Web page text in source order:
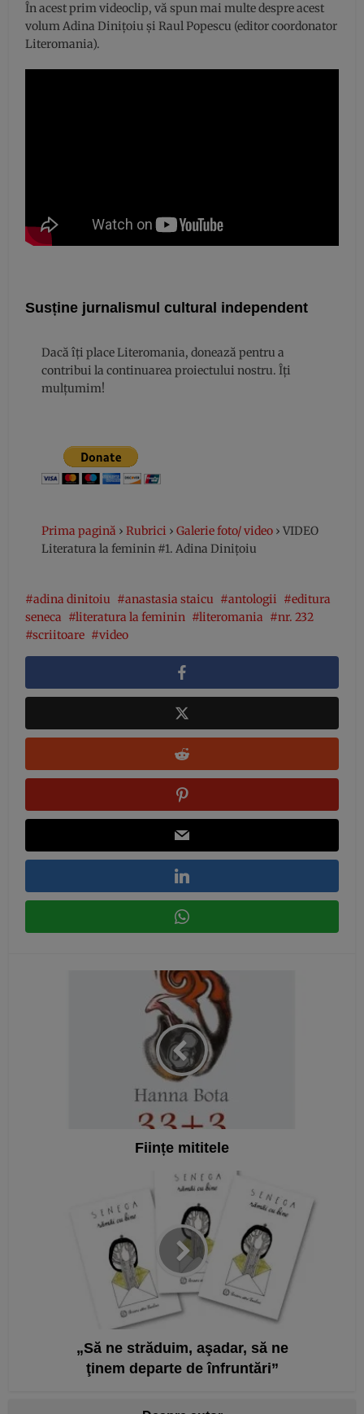
În acest prim videoclip, vă spun mai multe despre acest
volum Adina Dinițoiu și Raul Popescu (editor coordonator
Literomania).
Susține jurnalismul cultural independent
Dacă îți place Literomania, donează pentru a
contribui la continuarea proiectului nostru. Îți
mulțumim!
Prima pagină › Rubrici › Galerie foto/ video › VIDEO
Literatura la feminin #1. Adina Dinițoiu
adina dinitoiu anastasia staicu antologii
editura
seneca
literatura la feminin literomania
nr. 232
scriitoare
video
Ființe mititele
„Să ne străduim, aşadar, să ne
ţinem departe de înfruntări”